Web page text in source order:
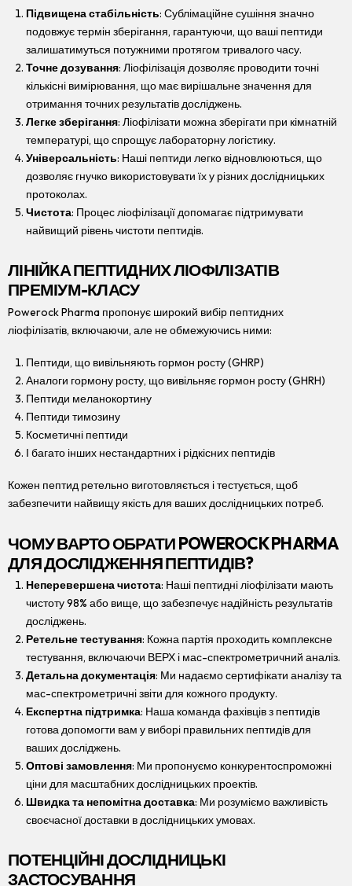
Підвищена стабільність: Сублімаційне сушіння значно
подовжує термін зберігання, гарантуючи, що ваші пептиди
залишатимуться потужними протягом тривалого часу.
Точне дозування: Ліофілізація дозволяє проводити точні
кількісні вимірювання, що має вирішальне значення для
отримання точних результатів досліджень.
Легке зберігання: Ліофілізати можна зберігати при кімнатній
температурі, що спрощує лабораторну логістику.
Універсальність: Наші пептиди легко відновлюються, що
дозволяє гнучко використовувати їх у різних дослідницьких
протоколах.
Чистота: Процес ліофілізації допомагає підтримувати
найвищий рівень чистоти пептидів.
ЛІНІЙКА ПЕПТИДНИХ ЛІОФІЛІЗАТІВ
ПРЕМІУМ-КЛАСУ
Powerock Pharma пропонує широкий вибір пептидних
ліофілізатів, включаючи, але не обмежуючись ними:
Пептиди, що вивільняють гормон росту (GHRP)
Аналоги гормону росту, що вивільняє гормон росту (GHRH)
Пептиди меланокортину
Пептиди тимозину
Косметичні пептиди
І багато інших нестандартних і рідкісних пептидів
Кожен пептид ретельно виготовляється і тестується, щоб
забезпечити найвищу якість для ваших дослідницьких потреб.
ЧОМУ ВАРТО ОБРАТИ POWEROCK PHARMA
ДЛЯ ДОСЛІДЖЕННЯ ПЕПТИДІВ?
Неперевершена чистота: Наші пептидні ліофілізати мають
чистоту 98% або вище, що забезпечує надійність результатів
досліджень.
Ретельне тестування: Кожна партія проходить комплексне
тестування, включаючи ВЕРХ і мас-спектрометричний аналіз.
Детальна документація: Ми надаємо сертифікати аналізу та
мас-спектрометричні звіти для кожного продукту.
Експертна підтримка: Наша команда фахівців з пептидів
готова допомогти вам у виборі правильних пептидів для
ваших досліджень.
Оптові замовлення: Ми пропонуємо конкурентоспроможні
ціни для масштабних дослідницьких проектів.
Швидка та непомітна доставка: Ми розуміємо важливість
своєчасної доставки в дослідницьких умовах.
ПОТЕНЦІЙНІ ДОСЛІДНИЦЬКІ
ЗАСТОСУВАННЯ